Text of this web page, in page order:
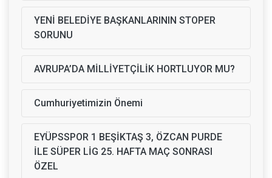
YENİ BELEDİYE BAŞKANLARININ STOPER
SORUNU
AVRUPA’DA MİLLİYETÇİLİK HORTLUYOR MU?
Cumhuriyetimizin Önemi
EYÜPSSPOR 1 BEŞİKTAŞ 3, ÖZCAN PURDE
İLE SÜPER LİG 25. HAFTA MAÇ SONRASI
ÖZEL